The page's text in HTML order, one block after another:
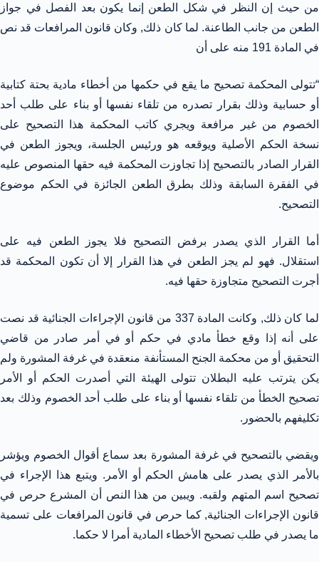
من حيث إن النظر في شكل الطعن إنما يكون بعد الفصل في جواز
الطعن من جانب الطاعنة. لما كان ذلك, وكان قانون المرافعات قد نص
في المادة 191 منه على أن
“تتولى المحكمة تصحيح ما يقع في حكمها من أخطاء مادية بحتة كتابية
أو حسابية وذلك بقرار تصدره من تلقاء نفسها أو بناء على طلب أحد
الخصوم من غير مرافعة ويجري كاتب المحكمة هذا التصحيح على
نسخة الحكم الأصلية ويوقعه هو ورئيس الجلسة، ويجوز الطعن في
القرار الصادر بالتصحيح إذا تجاوزت المحكمة فيه حقها المنصوص عليه
في الفقرة السابقة وذلك بطرق الطعن الجائزة في الحكم موضوع
التصحيح.
أما القرار الذي يصدر برفض التصحيح فلا يجوز الطعن فيه على
استقلال. فهو لم يجز الطعن في هذا القرار إلا أن تكون المحكمة قد
أجرت التصحيح متجاوزة حقها فيه.
لما كان ذلك, وكانت المادة 337 من قانون الإجراءات الجنائية قد نصت
على أنه إذا وقع خطأ مادي في حكم أو في أمر صادر من قاضي
التحقيق أو من محكمة الجنح المستأنفة منعقدة في غرفة المشورة ولم
يكن يترتب عليه البطلان تتولى الهيئة التي أصدرت الحكم أو الأمر
تصحيح الخطأ من تلقاء نفسها أو بناء على طلب أحد الخصوم وذلك بعد
تكليفهم بالحضور.
ويقضي بالتصحيح في غرفة المشورة بعد سماع أقوال الخصوم ويؤشر
بالأمر الذي يصدر على هامش الحكم أو الأمر. ويتبع هذا الإجراء في
تصحيح اسم المتهم ولقبه. ويبين من هذا النص أن المشرع حرص في
قانون الإجراءات الجنائية, كما حرص في قانون المرافعات على تسمية
ما يصدر في طلب تصحيح الأخطاء المادية أمرا لا حكما.